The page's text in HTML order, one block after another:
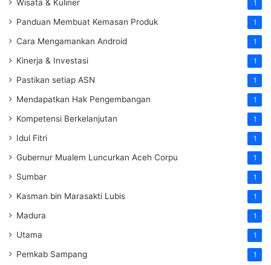
Wisata & Kuliner 1
Panduan Membuat Kemasan Produk 1
Cara Mengamankan Android 1
Kinerja & Investasi 1
Pastikan setiap ASN 1
Mendapatkan Hak Pengembangan 1
Kompetensi Berkelanjutan 1
Idul Fitri 1
Gubernur Mualem Luncurkan Aceh Corpu 1
Sumbar 1
Kasman bin Marasakti Lubis 1
Madura 1
Utama 1
Pemkab Sampang 1